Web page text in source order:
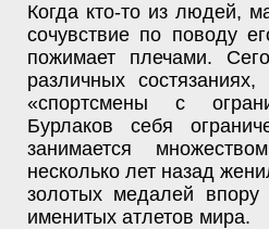
Когда кто-то из людей,
сочувствие по поводу
пожимает плечами.
различных
«спортсмены с
Бурлаков себя
занимается
несколько лет назад
золотых медалей
именитых атлетов мира.